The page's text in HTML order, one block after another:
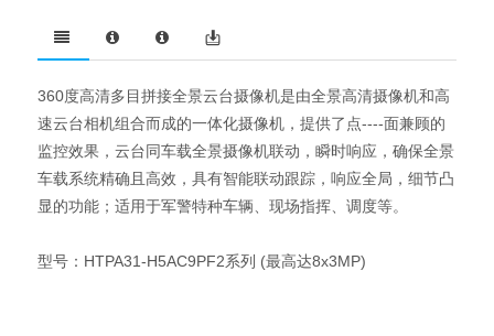
360度高清多目拼接全景云台摄像机是由全景高清摄像机和高
速云台相机组合而成的一体化摄像机，提供了点----面兼顾的
监控效果，云台同车载全景摄像机联动，瞬时响应，确保全景
车载系统精确且高效，具有智能联动跟踪，响应全局，细节凸
显的功能；适用于军警特种车辆、现场指挥、调度等。
型号：HTPA31-H5AC9PF2系列 (最高达8x3MP)